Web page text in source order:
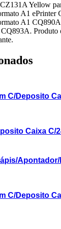
Yellow
A1 ePrinter
A1
Produto
C/Deposito
Caixa C/
C/Deposito